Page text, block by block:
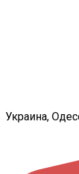
Украина,